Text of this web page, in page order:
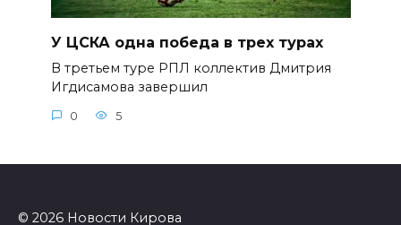
У ЦСКА одна победа в трех турах
В третьем туре РПЛ коллектив Дмитрия
Игдисамова завершил
0 5
© 2026 Новости Кирова